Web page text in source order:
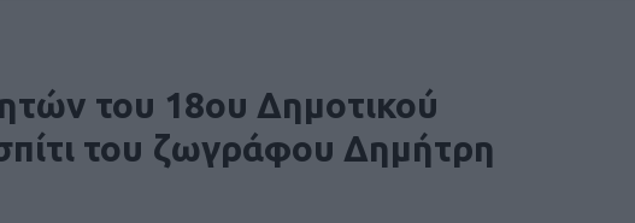
του 18ου Δημοτικού
του ζωγράφου Δημήτρη